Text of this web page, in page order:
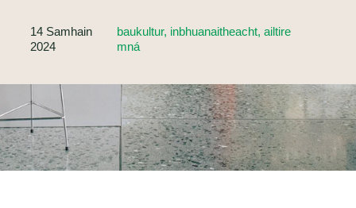
14 Samhain
2024
baukultur, inbhuanaitheacht, ailtire
mná